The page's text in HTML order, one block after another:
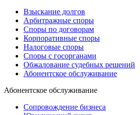
Взыскание долгов
Арбитражные споры
Споры по договорам
Корпоративные споры
Налоговые споры
Споры с госорганами
Обжалование судебных решений
Абонентское обслуживание
Абонентское обслуживание
Сопровождение бизнеса